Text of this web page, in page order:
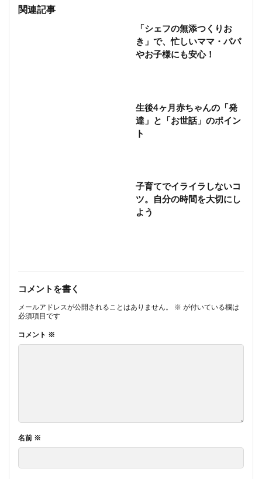
関連記事
「シェフの無添つくりお
き」で、忙しいママ・パパ
やお子様にも安心！
生後4ヶ月赤ちゃんの「発
達」と「お世話」のポイン
ト
子育てでイライラしないコ
ツ。自分の時間を大切にし
よう
コメントを書く
メールアドレスが公開されることはありません。 ※ が付いている欄は
必須項目です
コメント ※
名前 ※